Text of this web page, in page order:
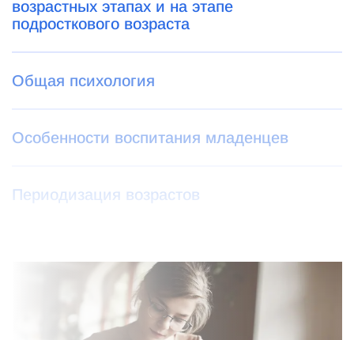
возрастных этапах и на этапе
подросткового возраста
Общая психология
Особенности воспитания младенцев
Периодизация возрастов